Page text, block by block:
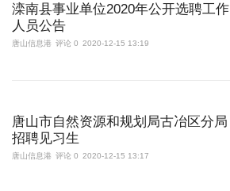
滦南县事业单位2020年公开选聘工作
人员公告
唐山信息港 评论 0 2020-12-15 13:19
唐山市自然资源和规划局古冶区分局
招聘见习生
唐山信息港 评论 0 2020-12-15 13:17